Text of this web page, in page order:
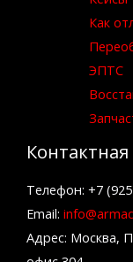
Как
ЭПТС
Телефон: +7
Email:
Адрес: Москва,